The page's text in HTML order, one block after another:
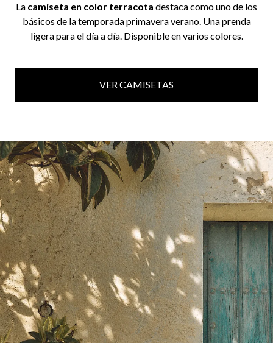
La camiseta en color terracota destaca como uno de los
básicos de la temporada primavera verano. Una prenda
ligera para el día a día. Disponible en varios colores.
VER CAMISETAS